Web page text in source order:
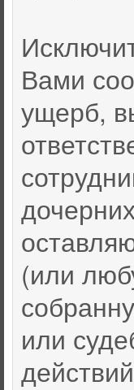
Вами
ущерб,
(или
или